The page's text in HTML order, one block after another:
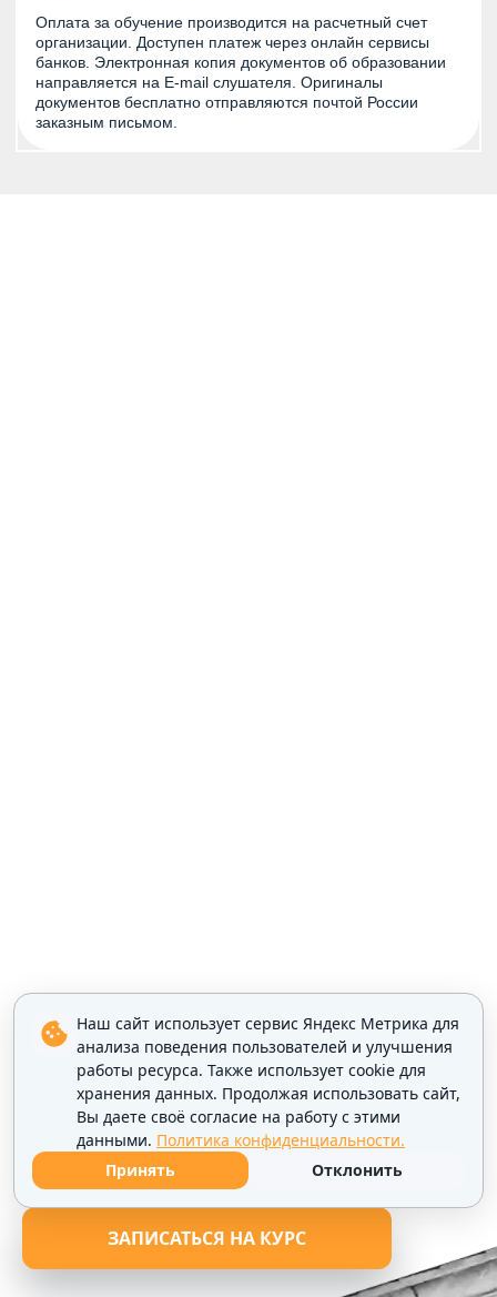
Оплата за обучение производится на расчетный счет
организации. Доступен платеж через онлайн сервисы
банков. Электронная копия документов об образовании
направляется на E-mail слушателя. Оригиналы
документов бесплатно отправляются почтой России
заказным письмом.
ЗАПИСАТЬСЯ НА КУРС
Наш сайт использует сервис Яндекс Метрика для
анализа поведения пользователей и улучшения
работы ресурса. Также использует cookie для
хранения данных. Продолжая использовать сайт,
Вы даете своё согласие на работу с этими
данными. Политика конфиденциальности.
Принять
Отклонить